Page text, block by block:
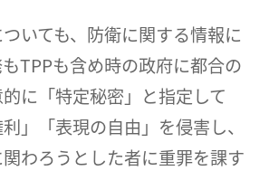
いても、防衛に関する情報に
TPPも含め時の政府に都合の
に「特定秘密」と指定して
利」「表現の自由」を侵害し、
関わろうとした者に重罪を課す